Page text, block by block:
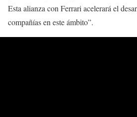
Esta alianza con Ferrari acelerará el
compañías en este ámbito”.